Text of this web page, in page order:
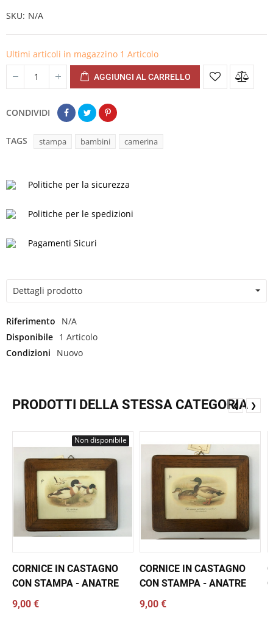
SKU N/A
Ultimi articoli in magazzino 1 Articolo
AGGIUNGI AL CARRELLO
CONDIVIDI
TAGS stampa bambini camerina
Politiche per la sicurezza
Politiche per le spedizioni
Pagamenti Sicuri
Dettagli prodotto
Riferimento
N/A
Disponibile 1 Articolo
Condizioni
Nuovo
PRODOTTI DELLA STESSA CATEGORIA
Non disponibile
CORNICE IN CASTAGNO
CON STAMPA - ANATRE
9,00 €
CORNICE IN CASTAGNO
CON STAMPA - ANATRE
9,00 €
❮ ❯